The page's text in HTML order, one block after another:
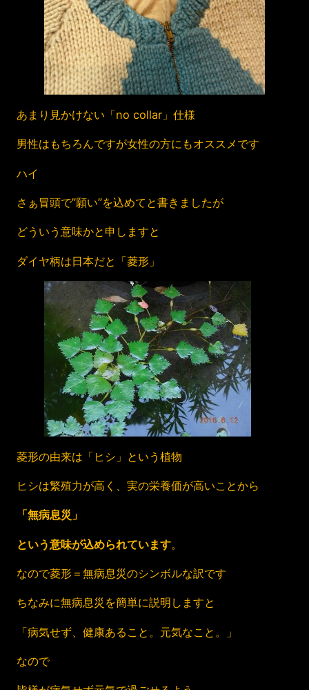
あまり見かけない「no collar」仕様
男性はもちろんですが女性の方にもオススメです
ハイ
さぁ冒頭で”願い”を込めてと書きましたが
どういう意味かと申しますと
ダイヤ柄は日本だと「菱形」
菱形の由来は「ヒシ」という植物
ヒシは繁殖力が高く、実の栄養価が高いことから
「無病息災」
という意味が込められています。
なので菱形＝無病息災のシンボルな訳です
ちなみに無病息災を簡単に説明しますと
「病気せず、健康あること。元気なこと。」
なので